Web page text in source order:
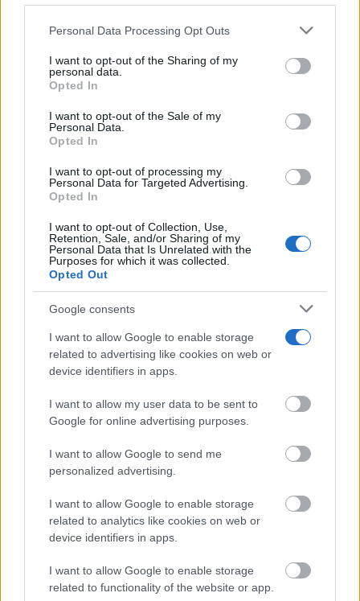
rechazar tal procesamiento. Puede cambiar sus preferencias
a este sitio y haciendo clic en el botón "Privacidad" en la
parte inferior de la página web.
Please note that this website/app uses one or more Google
services and may gather and store information including but
not limited to your visit or usage behaviour. You may click to
use your data for below specified purposes in below Google
consent section.
Personal Data Processing Opt Outs
I want to opt-out of the Sharing of my
personal data.
Opted In
I want to opt-out of the Sale of my
Personal Data.
Opted In
I want to opt-out of processing my
Personal Data for Targeted Advertising.
Opted In
I want to opt-out of Collection, Use,
Retention, Sale, and/or Sharing of my
Personal Data that Is Unrelated with the
Purposes for which it was collected.
Opted Out
Google consents
I want to allow Google to enable storage
related to advertising like cookies on web or
device identifiers in apps.
I want to allow my user data to be sent to
Google for online advertising purposes.
I want to allow Google to send me
personalized advertising.
I want to allow Google to enable storage
related to analytics like cookies on web or
device identifiers in apps.
I want to allow Google to enable storage
related to functionality of the website or app.
¿Y si el problema no fuera el estrés, sino un hábito
diario?
Costumbres que no creerás
¿Qué pensarías si esto fuera normal en tu país?
¿El tiempo vuela?
Esto explica por qué los días ya no duran igual